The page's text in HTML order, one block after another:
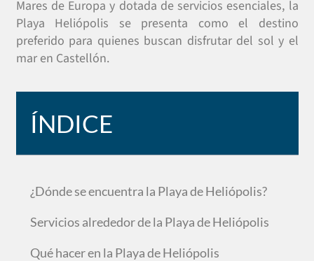
Mares de Europa y dotada de servicios esenciales, la
Playa Heliópolis se presenta como el destino
preferido para quienes buscan disfrutar del sol y el
mar en Castellón.
ÍNDICE
¿Dónde se encuentra la Playa de Heliópolis?
Servicios alrededor de la Playa de Heliópolis
Qué hacer en la Playa de Heliópolis